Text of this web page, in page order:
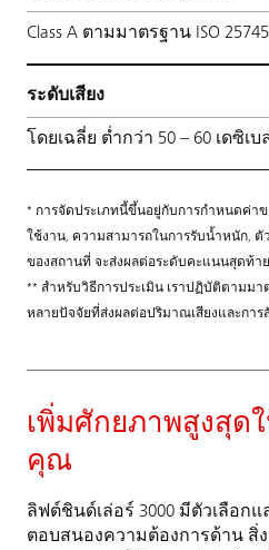
Class A ตามมาตรฐาน ISO
ระดับเสียง
โดยเฉลี่ย ต่ำกว่า 50 – 60 เดซิเบ
* การจัดประเภทนี้ขึ้นอยู่กับการกำหนดค่า
ใช้งาน, ความสามารถในการรับน้ำหนัก, ตั
ของสถานที่ จะส่งผลต่อระดับคะแนนสุดท้าย
** สำหรับวิธีการประเมิน เราปฏิบัติตามมา
หลายปัจจัยที่ส่งผลต่อปริมาณเสียงและการ
เพิ่มศักยภาพสูงสุด
คุณ
ลิฟต์ชินด์เล่อร์ 3000 มีตัวเลือก
ตอบสนองความต้องการด้าน สิ่ง